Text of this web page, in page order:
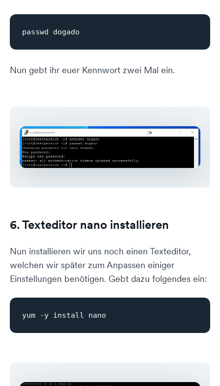
Nun gebt ihr euer Kennwort zwei Mal ein.
6. Texteditor nano installieren
Nun installieren wir uns noch einen Texteditor,
welchen wir später zum Anpassen einiger
Einstellungen benötigen. Gebt dazu folgendes ein: